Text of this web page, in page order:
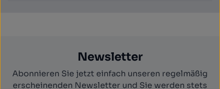
Newsletter
Abonnieren Sie jetzt einfach unseren regelmäßig
erscheinenden Newsletter und Sie werden stets